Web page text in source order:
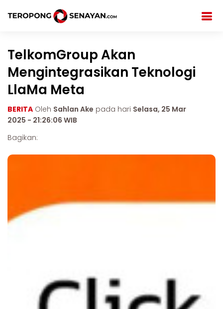
TelkomGroup Akan
Mengintegrasikan Teknologi
LlaMa Meta
BERITA Oleh Sahlan Ake pada hari Selasa, 25 Mar
2025 - 21:26:06 WIB
Bagikan: